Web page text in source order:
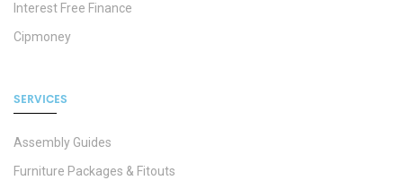
Interest Free Finance
Cipmoney
SERVICES
Assembly Guides
Furniture Packages & Fitouts